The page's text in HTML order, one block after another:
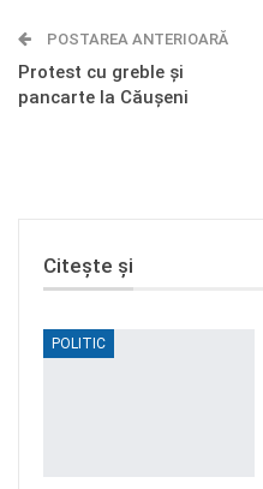
Telegram OK.ru
POSTAREA ANTERIOARĂ
Protest cu greble și
pancarte la Căușeni
Citește și
POLITIC